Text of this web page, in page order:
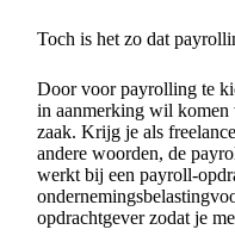
Toch is het zo dat
Door voor payrolling te
in aanmerking wil komen
zaak. Krijg je als
andere woorden, de
werkt bij een payroll-
opdrachtgever zodat je